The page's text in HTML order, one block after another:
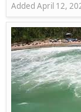
Added April 12,